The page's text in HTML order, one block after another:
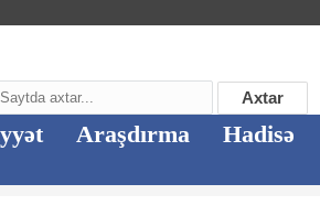
Axtar
Araşdırma Hadisə